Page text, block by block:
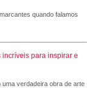
quando falamos
para inspirar e
verdadeira obra de arte